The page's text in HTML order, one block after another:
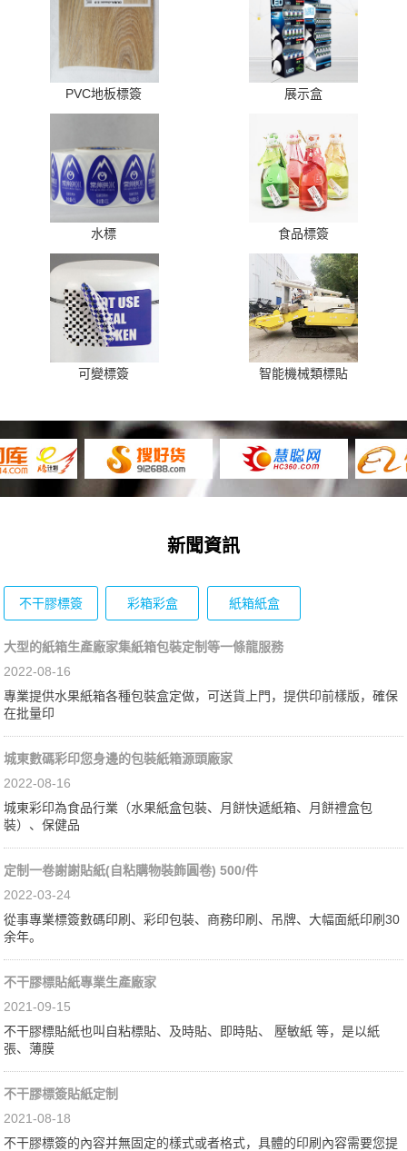
PVC地板標簽 展示盒
水標 食品標簽
可變標簽 智能機械類標貼
新聞資訊
不干膠標簽 彩箱彩盒 紙箱紙盒
大型的紙箱生產廠家集紙箱包裝定制等一條龍服務
2022-08-16
專業提供水果紙箱各種包裝盒定做，可送貨上門，提供印前樣版，確保
在批量印
城東數碼彩印您身邊的包裝紙箱源頭廠家
2022-08-16
城東彩印為食品行業（水果紙盒包裝、月餅快遞紙箱、月餅禮盒包
裝）、保健品
定制一卷謝謝貼紙(自粘購物裝飾圓卷) 500/件
2022-03-24
從事專業標簽數碼印刷、彩印包裝、商務印刷、吊牌、大幅面紙印刷30
余年。
不干膠標貼紙專業生產廠家
2021-09-15
不干膠標貼紙也叫自粘標貼、及時貼、即時貼、 壓敏紙 等，是以紙
張、薄膜
不干膠標簽貼紙定制
2021-08-18
不干膠標簽的內容并無固定的樣式或者格式，具體的印刷內容需要您提